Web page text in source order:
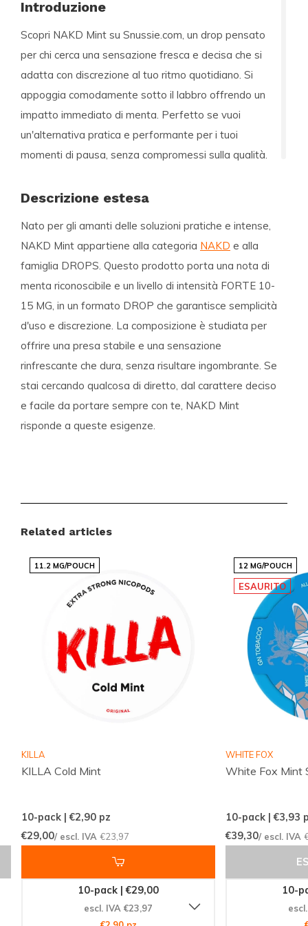
Introduzione
Scopri NAKD Mint su Snussie.com, un drop pensato
per chi cerca una sensazione fresca e decisa che si
adatta con discrezione al tuo ritmo quotidiano. Si
appoggia comodamente sotto il labbro offrendo un
impatto immediato di menta. Perfetto se vuoi
un'alternativa pratica e performante per i tuoi
momenti di pausa, senza compromessi sulla qualità.
Descrizione estesa
Nato per gli amanti delle soluzioni pratiche e intense,
NAKD Mint appartiene alla categoria NAKD e alla
famiglia DROPS. Questo prodotto porta una nota di
menta riconoscibile e un livello di intensità FORTE 10-
15 MG, in un formato DROP che garantisce semplicità
d'uso e discrezione. La composizione è studiata per
offrire una presa stabile e una sensazione
rinfrescante che dura, senza risultare ingombrante. Se
stai cercando qualcosa di diretto, dal carattere deciso
e facile da portare sempre con te, NAKD Mint
risponde a queste esigenze.
dell'utente moderno. Troverai sia i marchi consolidati
sia le novità più richieste, presentate in modo chiaro
per aiutarti nella scelta. L'offerta viene aggiornata
costantemente, in modo che i prodotti più popolari
Vantaggi per i clienti
Consegne internazionali rapide e affidabili
Un assortimento conveniente con marchi
Ordini semplici e veloci tramite un sito chiaro e
Snussie.com si impegna a mantenere scorte
aggiornate, comunicazioni trasparenti e alta
reperibilità, così sai sempre cosa aspettarti. Grazie a
consegne regolari e a un'offerta selezionata
Related articles
11.2 MG/POUCH
KILLA
KILLA Cold Mint
10-pack | €2,90pz
€29,00/ escl. IVA €23,97
10-pack | €29,00
escl. IVA €23,97
12 MG/POUCH
ESAURITO
WHITE FOX
White Fox Mint
10-pack | €3,93
€39,30/ escl. IVA
10-